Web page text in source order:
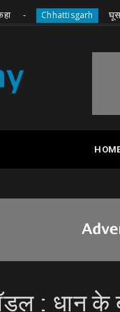
Us
Chhattisgarh घूस मांगने
: धान